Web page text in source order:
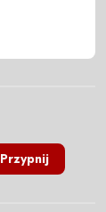
Przypnij